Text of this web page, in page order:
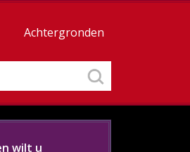
Achtergronden
wilt u